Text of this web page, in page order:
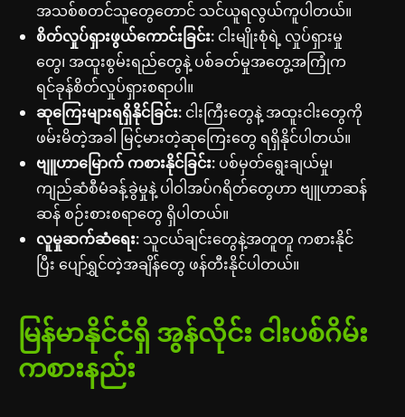
အသစ်စတင်သူတွေတောင် သင်ယူရလွယ်ကူပါတယ်။
စိတ်လှုပ်ရှားဖွယ်ကောင်းခြင်း: ငါးမျိုးစုံရဲ့ လှုပ်ရှားမှု
တွေ၊ အထူးစွမ်းရည်တွေနဲ့ ပစ်ခတ်မှုအတွေ့အကြုံက
ရင်ခုန်စိတ်လှုပ်ရှားစရာပါ။
ဆုကြေးများရရှိနိုင်ခြင်း: ငါးကြီးတွေနဲ့ အထူးငါးတွေကို
ဖမ်းမိတဲ့အခါ မြင့်မားတဲ့ဆုကြေးတွေ ရရှိနိုင်ပါတယ်။
ဗျူဟာမြောက် ကစားနိုင်ခြင်း: ပစ်မှတ်ရွေးချယ်မှု၊
ကျည်ဆံစီမံခန့်ခွဲမှုနဲ့ ပါဝါအပ်ဂရိတ်တွေဟာ ဗျူဟာဆန်
ဆန် စဉ်းစားစရာတွေ ရှိပါတယ်။
လူမှုဆက်ဆံရေး: သူငယ်ချင်းတွေနဲ့အတူတူ ကစားနိုင်
ပြီး ပျော်ရွှင်တဲ့အချိန်တွေ ဖန်တီးနိုင်ပါတယ်။
မြန်မာနိုင်ငံရှိ အွန်လိုင်း ငါးပစ်ဂိမ်း
ကစားနည်း